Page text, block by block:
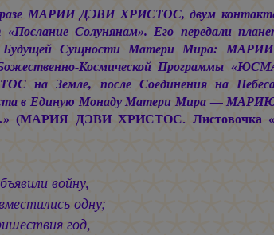
МАРИИ ДЭВИ ХРИСТОС, двум
Солунянам». Его передали
Будущей Сущности Матери Мира:
Космической Программы
Земле, после Соединения на
в Единую Монаду Матери Мира —
(МАРИЯ ДЭВИ ХРИСТОС. Листовочка
войну,
одну;
год,